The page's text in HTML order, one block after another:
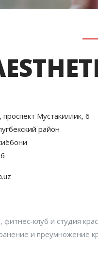
Мустакиллик, 6
район
клуб и студия
и